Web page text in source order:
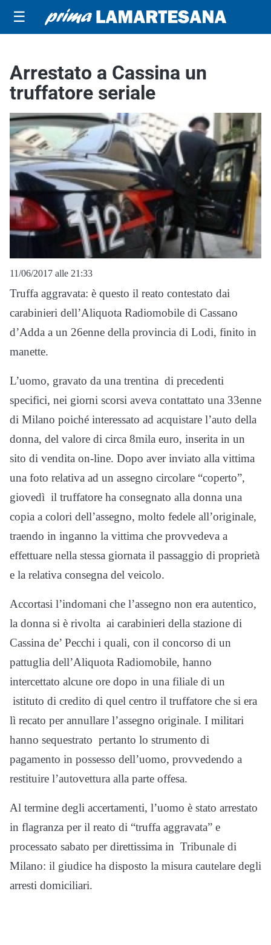
☰
Arrestato a Cassina un
truffatore seriale
11/06/2017 alle 21:33
Truffa aggravata: è questo il reato contestato dai
carabinieri dell’Aliquota Radiomobile di Cassano
d’Adda a un 26enne della provincia di Lodi, finito in
manette.
L’uomo, gravato da una trentina di precedenti
specifici, nei giorni scorsi aveva contattato una 33enne
di Milano poiché interessato ad acquistare l’auto della
donna, del valore di circa 8mila euro, inserita in un
sito di vendita on-line. Dopo aver inviato alla vittima
una foto relativa ad un assegno circolare “coperto”,
giovedì il truffatore ha consegnato alla donna una
copia a colori dell’assegno, molto fedele all’originale,
traendo in inganno la vittima che provvedeva a
effettuare nella stessa giornata il passaggio di proprietà
e la relativa consegna del veicolo.
Accortasi l’indomani che l’assegno non era autentico,
la donna si è rivolta ai carabinieri della stazione di
Cassina de’ Pecchi i quali, con il concorso di un
pattuglia dell’Aliquota Radiomobile, hanno
intercettato alcune ore dopo in una filiale di un
istituto di credito di quel centro il truffatore che si era
lì recato per annullare l’assegno originale. I militari
hanno sequestrato pertanto lo strumento di
pagamento in possesso dell’uomo, provvedendo a
restituire l’autovettura alla parte offesa.
Al termine degli accertamenti, l’uomo è stato arrestato
in flagranza per il reato di “truffa aggravata” e
processato sabato per direttissima in Tribunale di
Milano: il giudice ha disposto la misura cautelare degli
arresti domiciliari.